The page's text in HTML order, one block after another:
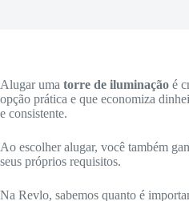
Alugar uma torre de iluminação é
opção prática e que economiza
e consistente.
Ao escolher alugar, você também
seus próprios requisitos.
Na Revlo, sabemos quanto é